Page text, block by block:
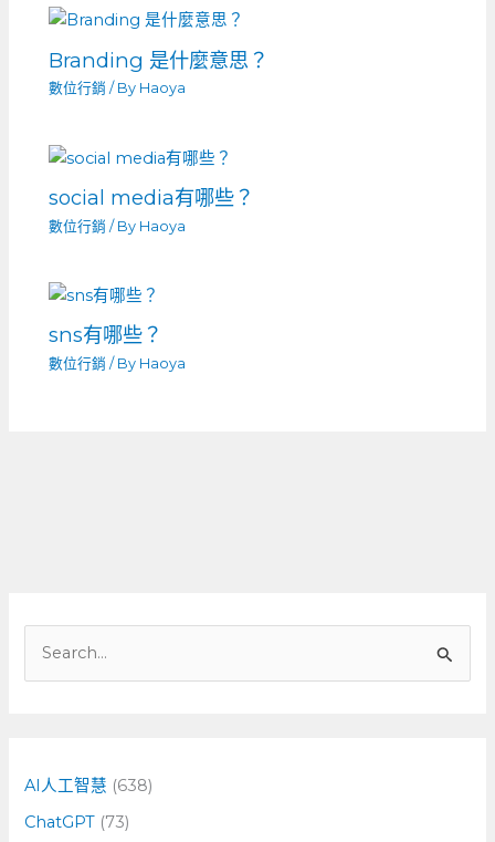
Branding 是什麼意思？
數位行銷 / By Haoya
social media有哪些？
數位行銷 / By Haoya
sns有哪些？
數位行銷 / By Haoya
字
:
AI人工智慧 (638)
ChatGPT (73)